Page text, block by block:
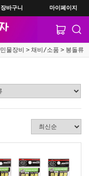
장바구니 마이페이지
민물장비 채비/소품 봉돌류